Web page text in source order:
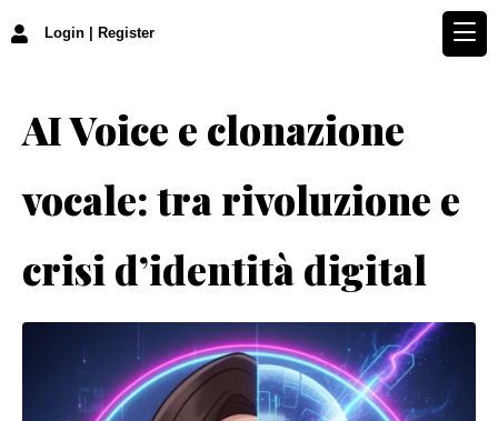
Login | Register
AI Voice e clonazione
vocale: tra rivoluzione e
crisi d’identità digital